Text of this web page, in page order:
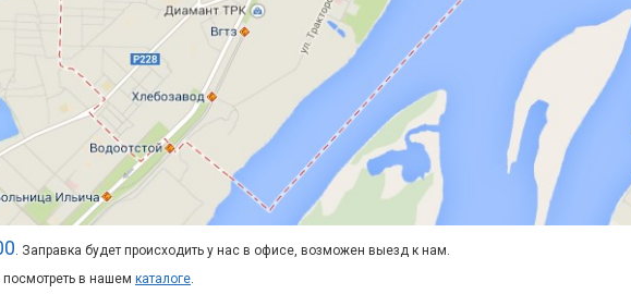
. Заправка будет происходить у нас в офисе, возможен выезд к нам.
в нашем каталоге.